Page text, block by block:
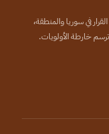
في سوريا والمنطقة،
خارطة الأولويات.